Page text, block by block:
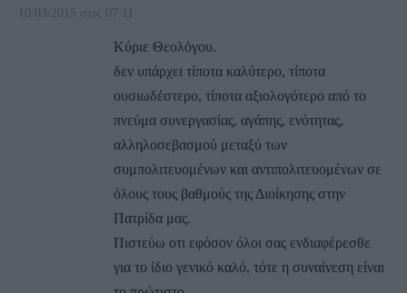
10/03/2015 στις 07:11
Κύριε Θεολόγου.
δεν υπάρχει τίποτα καλύτερο, τίποτα
ουσιωδέστερο, τίποτα αξιολογότερο από το
πνεύμα συνεργασίας, αγάπης, ενότητας,
αλληλοσεβασμού μεταξύ των
συμπολιτευομένων και αντιπολιτευομένων σε
όλους τους βαθμούς της Διοίκησης στην
Πατρίδα μας.
Πιστεύω οτι εφόσον όλοι σας ενδιαφέρεσθε
για το ίδιο γενικό καλό, τότε η συναίνεση είναι